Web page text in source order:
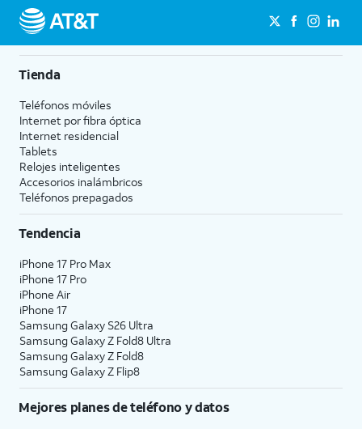
Tienda
Teléfonos móviles
Internet por fibra óptica
Internet residencial
Tablets
Relojes inteligentes
Accesorios inalámbricos
Teléfonos prepagados
Tendencia
iPhone 17 Pro Max
iPhone 17 Pro
iPhone Air
iPhone 17
Samsung Galaxy S26 Ultra
Samsung Galaxy Z Fold8 Ultra
Samsung Galaxy Z Fold8
Samsung Galaxy Z Flip8
Mejores planes de teléfono y datos